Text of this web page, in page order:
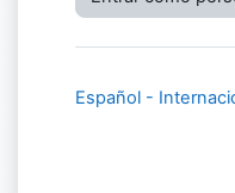
Español -